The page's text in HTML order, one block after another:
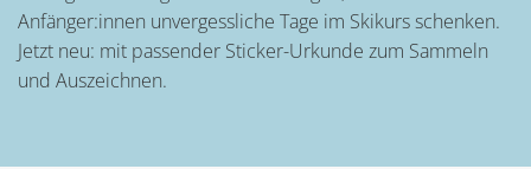
Anfänger:innen unvergessliche Tage im Skikurs schenken.
Jetzt neu: mit passender Sticker-Urkunde zum Sammeln
und Auszeichnen.